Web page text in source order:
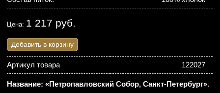
Цена: 1 217 руб.
Добавить в корзину
Артикул товара 122027
Название: «Петропавловский Собор, Санкт-Петербург».